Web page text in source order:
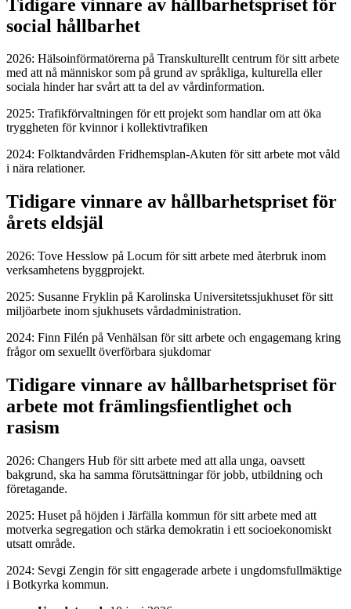
Tidigare vinnare av hållbarhetspriset för
social hållbarhet
2026: Hälsoinförmatörerna på Transkulturellt centrum för sitt arbete
med att nå människor som på grund av språkliga, kulturella eller
sociala hinder har svårt att ta del av vårdinformation.
2025: Trafikförvaltningen för ett projekt som handlar om att öka
tryggheten för kvinnor i kollektivtrafiken
2024: Folktandvården Fridhemsplan-Akuten för sitt arbete mot våld
i nära relationer.
Tidigare vinnare av hållbarhetspriset för
årets eldsjäl
2026: Tove Hesslow på Locum för sitt arbete med återbruk inom
verksamhetens byggprojekt.
2025: Susanne Fryklin på Karolinska Universitetssjukhuset för sitt
miljöarbete inom sjukhusets vårdadministration.
2024: Finn Filén på Venhälsan för sitt arbete och engagemang kring
frågor om sexuellt överförbara sjukdomar
Tidigare vinnare av hållbarhetspriset för
arbete mot främlingsfientlighet och
rasism
2026: Changers Hub för sitt arbete med att alla unga, oavsett
bakgrund, ska ha samma förutsättningar för jobb, utbildning och
företagande.
2025: Huset på höjden i Järfälla kommun för sitt arbete med att
motverka segregation och stärka demokratin i ett socioekonomiskt
utsatt område.
2024: Sevgi Zengin för sitt engagerade arbete i ungdomsfullmäktige
i Botkyrka kommun.